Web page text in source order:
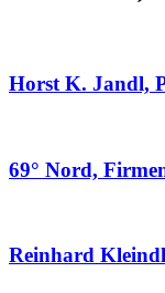
Horst K. Jandl,
69° Nord,
Reinhard